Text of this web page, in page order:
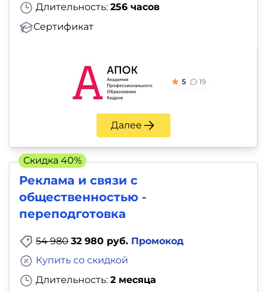
Длительность: 256 часов
Сертификат
5 19
Далее
Реклама и связи с
общественностью -
переподготовка
54 980 32 980 руб. Промокод
Длительность: 2 месяца
Купить со скидкой
Скидка 40%